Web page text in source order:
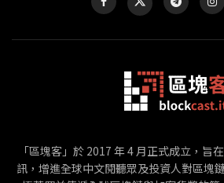
「區塊客」於 2017 年 4 月正式成立，旨
訊，增進全球中文閱聽眾及投資人對區塊